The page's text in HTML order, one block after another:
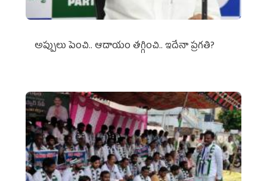
అప్పులు పెంచి.. ఆదాయం తగ్గించి.. ఇదేనా ప్రగతి?